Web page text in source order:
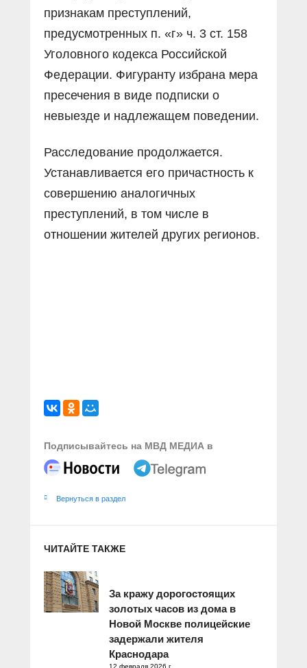
признакам преступлений,
предусмотренных п. «г» ч. 3 ст. 158
Уголовного кодекса Российской
Федерации. Фигуранту избрана мера
пресечения в виде подписки о
невыезде и надлежащем поведении.
Расследование продолжается.
Устанавливается его причастность к
совершению аналогичных
преступлений, в том числе в
отношении жителей других регионов.
Подписывайтесь на МВД МЕДИА в
Вернуться в раздел
ЧИТАЙТЕ ТАКЖЕ
За кражу дорогостоящих
золотых часов из дома в
Новой Москве полицейские
задержали жителя
Краснодара
12 февраля 2026 г.